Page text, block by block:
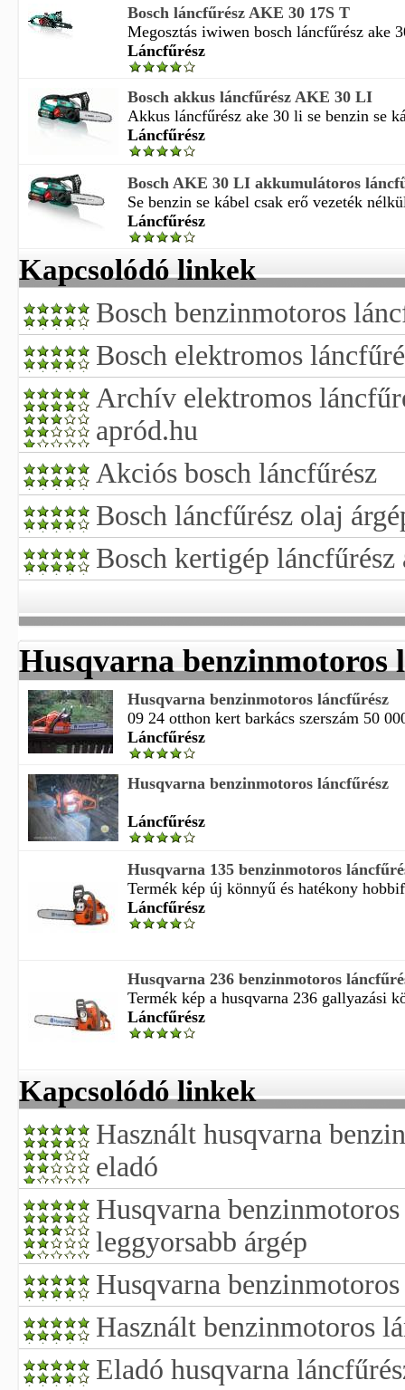
Bosch láncfűrész AKE 30 17S T
Megosztás iwiwen bosch láncfűrész ake
Láncfűrész
Bosch akkus láncfűrész AKE 30 LI
Akkus láncfűrész ake 30 li se benzin se
Láncfűrész
Bosch AKE 30 LI akkumulátoros
Se benzin se kábel csak erő vezeték
Láncfűrész
Kapcsolódó linkek
Bosch benzinmotoros
Bosch elektromos
Archív elektromos
apród.hu
Akciós bosch láncfűrész
Bosch láncfűrész olaj
Bosch kertigép láncfűrész
Husqvarna benzinmotoros
Husqvarna benzinmotoros láncfűrész
09 24 otthon kert barkács szerszám 50
Láncfűrész
Husqvarna benzinmotoros láncfűrész
Láncfűrész
Husqvarna 135 benzinmotoros
Termék kép új könnyű és hatékony
Láncfűrész
Husqvarna 236 benzinmotoros
Termék kép a husqvarna 236 gallyazási
Láncfűrész
Kapcsolódó linkek
Használt husqvarna
eladó
Husqvarna
leggyorsabb árgép
Husqvarna
Használt benzinmotoros
Eladó husqvarna